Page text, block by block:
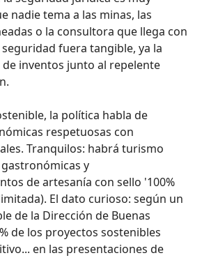
nadie tema a las minas, las
o la consultora que llega con
fuera tangible, ya la
inventos junto al repelente
la política habla de
respetuosas con
Tranquilos: habrá turismo
y
de artesanía con sello '100%
El dato curioso: según un
de la Dirección de Buenas
de los proyectos sostenibles
en las presentaciones de